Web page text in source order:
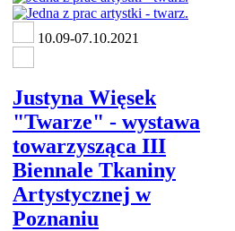
10.09-07.10.2021
Justyna Więsek
"Twarze" - wystawa
towarzysząca III
Biennale Tkaniny
Artystycznej w
Poznaniu